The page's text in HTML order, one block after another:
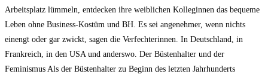
Arbeitsplatz lümmeln, entdecken ihre weiblichen Kolleginnen das bequeme
Leben ohne Business-Kostüm und BH. Es sei angenehmer, wenn nichts
einengt oder gar zwickt, sagen die Verfechterinnen. In Deutschland, in
Frankreich, in den USA und anderswo. Der Büstenhalter und der
Feminismus Als der Büstenhalter zu Beginn des letzten Jahrhunderts